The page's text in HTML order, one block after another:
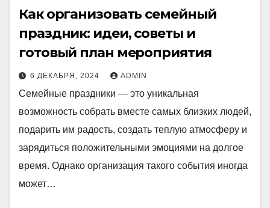
Как организовать семейный
праздник: идеи, советы и
готовый план мероприятия
6 ДЕКАБРЯ, 2024 ADMIN
Семейные праздники — это уникальная
возможность собрать вместе самых близких людей,
подарить им радость, создать теплую атмосферу и
зарядиться положительными эмоциями на долгое
время. Однако организация такого события иногда
может…